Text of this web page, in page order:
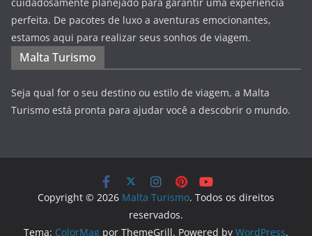
perfeita. De pacotes de luxo a aventuras emocionantes,
estamos aqui para realizar seus sonhos de viagem.
Malta Turismo
Seja qual for o seu destino ou estilo de viagem, a Malta
Turismo está pronta para ajudar você a descobrir o mundo.
Copyright © 2026 Malta Turismo. Todos os direitos
reservados.
Tema: ColorMag por ThemeGrill. Powered by WordPress.